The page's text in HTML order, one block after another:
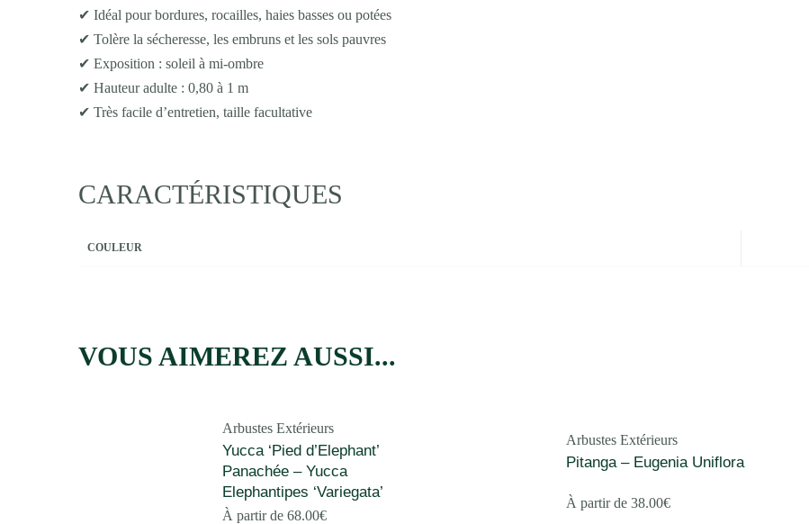
✔ Idéal pour bordures, rocailles, haies basses ou potées
✔ Tolère la sécheresse, les embruns et les sols pauvres
✔ Exposition : soleil à mi-ombre
✔ Hauteur adulte : 0,80 à 1 m
✔ Très facile d’entretien, taille facultative
CARACTÉRISTIQUES
COULEUR
VOUS AIMEREZ AUSSI...
Arbustes Extérieurs
Yucca ‘Pied d’Elephant’
Panachée – Yucca
Elephantipes ‘Variegata’
À partir de 68.00€
Arbustes Extérieurs
Pitanga – Eugenia Uniflora
À partir de 38.00€